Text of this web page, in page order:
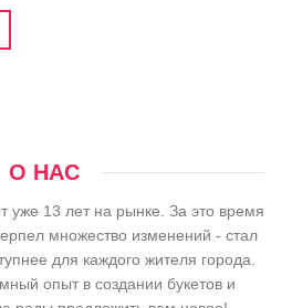
О НАС
уже 13 лет на рынке. За это время
множество изменений - стал
для каждого жителя города.
опыт в создании букетов и